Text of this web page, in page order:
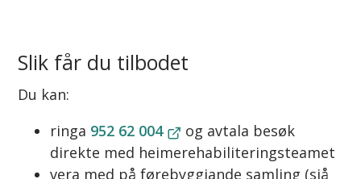
Slik får du tilbodet
Du kan:
ringa 952 62 004
og avtala besøk
direkte med heimerehabiliteringsteamet
vera med på førebyggjande samling (sjå